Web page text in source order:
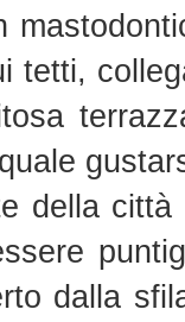
tetti,
della
dalla